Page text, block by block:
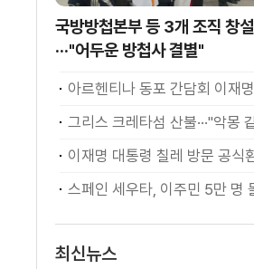
국방방첩본부 등 3개 조직 창설
···"어두운 방첩사 결별"
최신뉴스